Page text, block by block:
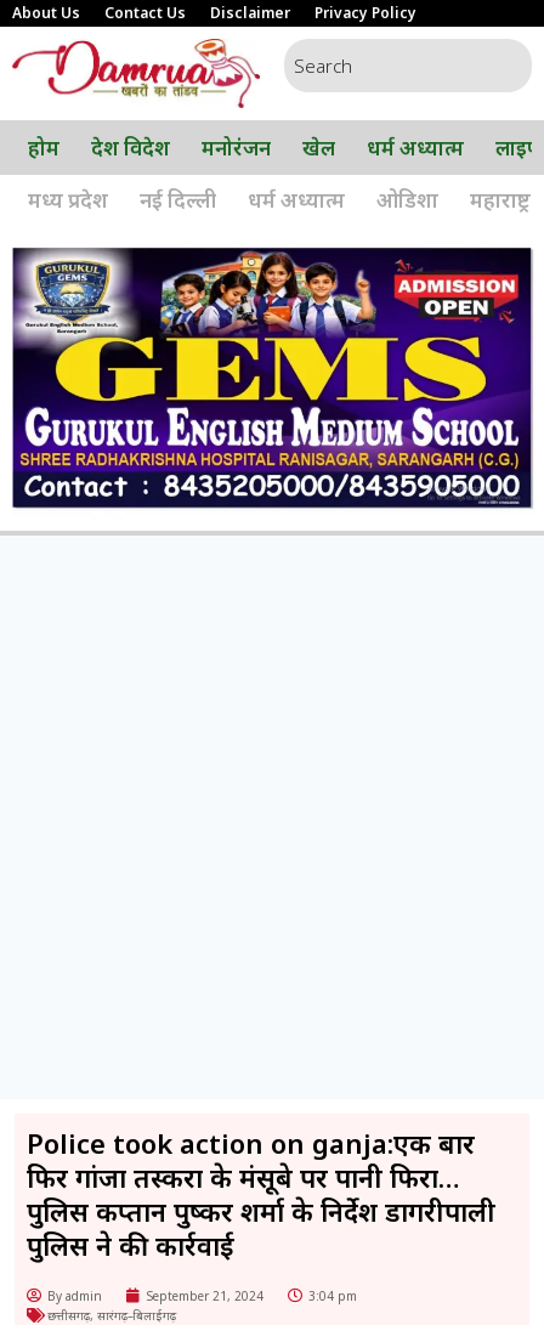
About Us Contact Us Disclaimer Privacy Policy
होम देश विदेश मनोरंजन खेल धर्म अध्यात्म
मध्य प्रदेश
नई दिल्ली धर्म अध्यात्म ओडिशा महाराष्ट्र
Police took action on ganja:एक बार
फिर गांजा तस्करों के मंसूबे पर पानी फिरा…
पुलिस कप्तान पुष्कर शर्मा के निर्देश डोंगरीपाली
पुलिस ने की कार्रवाई
By admin September 21, 2024
3:04 pm
छत्तीसगढ़, सारंगढ़–बिलाईगढ़